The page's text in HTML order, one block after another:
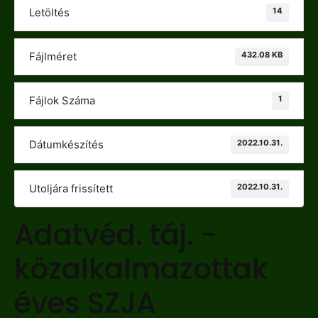
Letöltés 14
Fájlméret 432.08 KB
Fájlok Száma 1
Dátumkészítés 2022.10.31.
Utoljára frissített 2022.10.31.
Adatvéd. táj. -
közalkalmazottak
éves SZJA